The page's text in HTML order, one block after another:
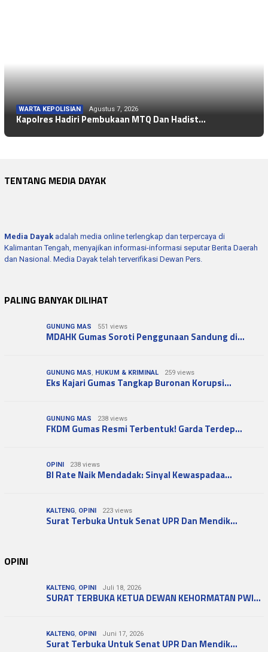
WARTA KEPOLISIAN Agustus 7, 2026
Kapolres Hadiri Pembukaan MTQ Dan Hadist…
TENTANG MEDIA DAYAK
Media Dayak adalah media online terlengkap dan terpercaya di
Kalimantan Tengah, menyajikan informasi-informasi seputar Berita Daerah
dan Nasional. Media Dayak telah terverifikasi Dewan Pers.
PALING BANYAK DILIHAT
GUNUNG MAS 551 views
MDAHK Gumas Soroti Penggunaan Sandung di…
GUNUNG MAS, HUKUM & KRIMINAL 259 views
Eks Kajari Gumas Tangkap Buronan Korupsi…
GUNUNG MAS 238 views
FKDM Gumas Resmi Terbentuk! Garda Terdep…
OPINI 238 views
BI Rate Naik Mendadak: Sinyal Kewaspadaa…
KALTENG, OPINI 223 views
Surat Terbuka Untuk Senat UPR Dan Mendik…
OPINI
KALTENG, OPINI Juli 18, 2026
SURAT TERBUKA KETUA DEWAN KEHORMATAN PWI…
KALTENG, OPINI Juni 17, 2026
Surat Terbuka Untuk Senat UPR Dan Mendik…